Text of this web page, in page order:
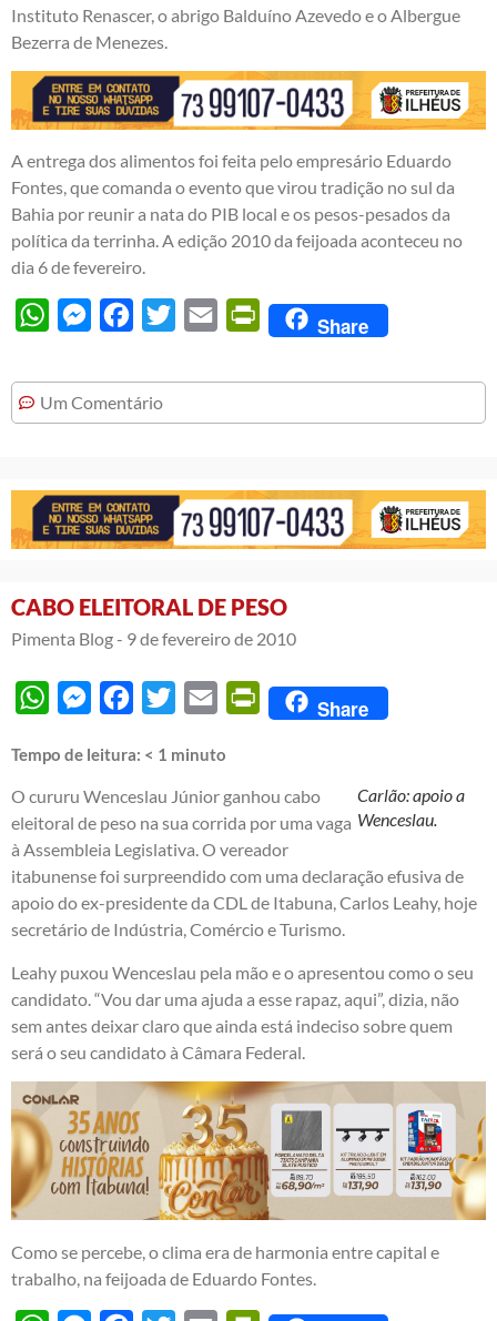
Instituto Renascer, o abrigo Balduíno Azevedo e o Albergue
Bezerra de Menezes.
A entrega dos alimentos foi feita pelo empresário Eduardo
Fontes, que comanda o evento que virou tradição no sul da
Bahia por reunir a nata do PIB local e os pesos-pesados da
política da terrinha. A edição 2010 da feijoada aconteceu no
dia 6 de fevereiro.
WhatsAppMessengerFacebook
Twitter Email PrintFriendly
Share
Um Comentário
CABO ELEITORAL DE PESO
Pimenta Blog - 9 de fevereiro de 2010
WhatsAppMessengerFacebook
Twitter Email PrintFriendly
Share
Tempo de leitura: < 1 minuto
Carlão: apoio a
Wenceslau.
O cururu Wenceslau Júnior ganhou cabo
eleitoral de peso na sua corrida por uma vaga
à Assembleia Legislativa. O vereador
itabunense foi surpreendido com uma declaração efusiva de
apoio do ex-presidente da CDL de Itabuna, Carlos Leahy, hoje
secretário de Indústria, Comércio e Turismo.
Leahy puxou Wenceslau pela mão e o apresentou como o seu
candidato. “Vou dar uma ajuda a esse rapaz, aqui”, dizia, não
sem antes deixar claro que ainda está indeciso sobre quem
será o seu candidato à Câmara Federal.
Como se percebe, o clima era de harmonia entre capital e
trabalho, na feijoada de Eduardo Fontes.